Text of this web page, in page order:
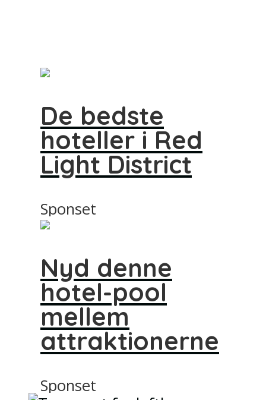
De bedste
hoteller i Red
Light District
Sponset
Nyd denne
hotel-pool
mellem
attraktionerne
Sponset